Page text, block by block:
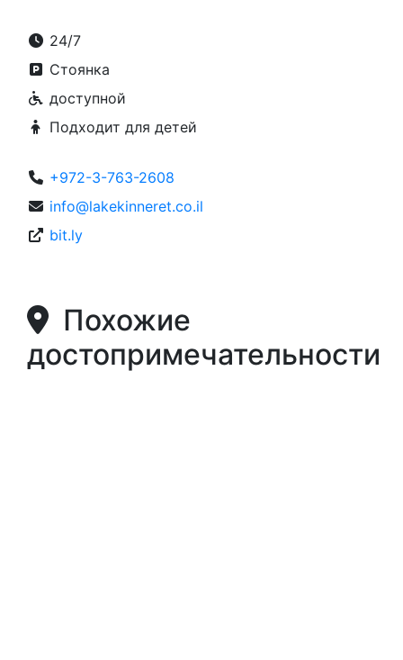
24/7
Стоянка
доступной
Подходит для детей
+972-3-763-2608
info@lakekinneret.co.il
bit.ly
Похожие
достопримечательности